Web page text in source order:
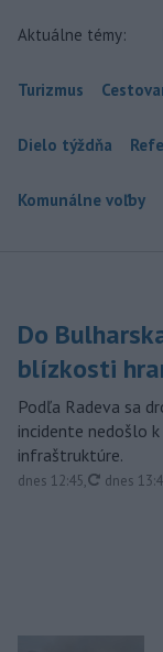
Aktuálne témy:
Turizmus
Dielo týždňa
Komunálne voľby
Do
blízkosti
Podľa Radeva sa
incidente nedošlo
infraštruktúre.
dnes 12:45, dnes